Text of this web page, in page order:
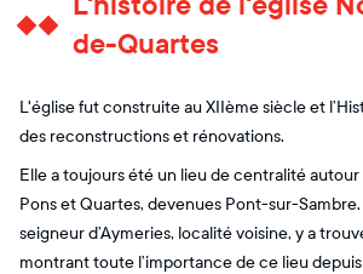
de-Quartes
L'église fut construite au XIIème siècle et
des reconstructions et rénovations.
Elle a toujours été un lieu de centralité
Pons et Quartes, devenues Pont-sur-Sambre.
seigneur d’Aymeries, localité voisine, y a
montrant toute l’importance de ce lieu depuis